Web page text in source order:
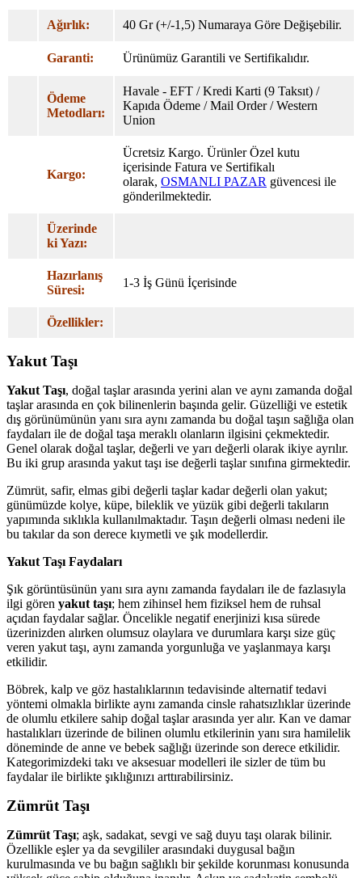
Ağırlık: 40 Gr (+/-1,5) Numaraya Göre Değişebilir.
Garanti: Ürünümüz Garantili ve Sertifikalıdır.
Ödeme
Metodları:
Havale - EFT / Kredi Karti (9 Taksıt) /
Kapıda Ödeme / Mail Order / Western
Union
Kargo:
Ücretsiz Kargo. Ürünler Özel kutu
içerisinde Fatura ve Sertifikalı
olarak, OSMANLI PAZAR güvencesi ile
gönderilmektedir.
Üzerinde
ki Yazı:
Hazırlanış
Süresi:
1-3 İş Günü İçerisinde
Özellikler:
Yakut Taşı
Yakut Taşı, doğal taşlar arasında yerini alan ve aynı zamanda doğal
taşlar arasında en çok bilinenlerin başında gelir. Güzelliği ve estetik
dış görünümünün yanı sıra aynı zamanda bu doğal taşın sağlığa olan
faydaları ile de doğal taşa meraklı olanların ilgisini çekmektedir.
Genel olarak doğal taşlar, değerli ve yarı değerli olarak ikiye ayrılır.
Bu iki grup arasında yakut taşı ise değerli taşlar sınıfına girmektedir.
Zümrüt, safir, elmas gibi değerli taşlar kadar değerli olan yakut;
günümüzde kolye, küpe, bileklik ve yüzük gibi değerli takıların
yapımında sıklıkla kullanılmaktadır. Taşın değerli olması nedeni ile
bu takılar da son derece kıymetli ve şık modellerdir.
Yakut Taşı Faydaları
Şık görüntüsünün yanı sıra aynı zamanda faydaları ile de fazlasıyla
ilgi gören yakut taşı; hem zihinsel hem fiziksel hem de ruhsal
açıdan faydalar sağlar. Öncelikle negatif enerjinizi kısa sürede
üzerinizden alırken olumsuz olaylara ve durumlara karşı size güç
veren yakut taşı, aynı zamanda yorgunluğa ve yaşlanmaya karşı
etkilidir.
Böbrek, kalp ve göz hastalıklarının tedavisinde alternatif tedavi
yöntemi olmakla birlikte aynı zamanda cinsle rahatsızlıklar üzerinde
de olumlu etkilere sahip doğal taşlar arasında yer alır. Kan ve damar
hastalıkları üzerinde de bilinen olumlu etkilerinin yanı sıra hamilelik
döneminde de anne ve bebek sağlığı üzerinde son derece etkilidir.
Kategorimizdeki takı ve aksesuar modelleri ile sizler de tüm bu
faydalar ile birlikte şıklığınızı arttırabilirsiniz.
Zümrüt Taşı
Zümrüt Taşı; aşk, sadakat, sevgi ve sağ duyu taşı olarak bilinir.
Özellikle eşler ya da sevgililer arasındaki duygusal bağın
kurulmasında ve bu bağın sağlıklı bir şekilde korunması konusunda